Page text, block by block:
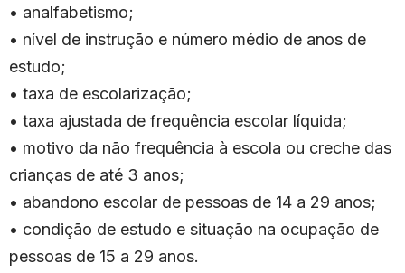
• analfabetismo;
• nível de instrução e número médio de anos de
estudo;
• taxa de escolarização;
• taxa ajustada de frequência escolar líquida;
• motivo da não frequência à escola ou creche das
crianças de até 3 anos;
• abandono escolar de pessoas de 14 a 29 anos;
• condição de estudo e situação na ocupação de
pessoas de 15 a 29 anos.